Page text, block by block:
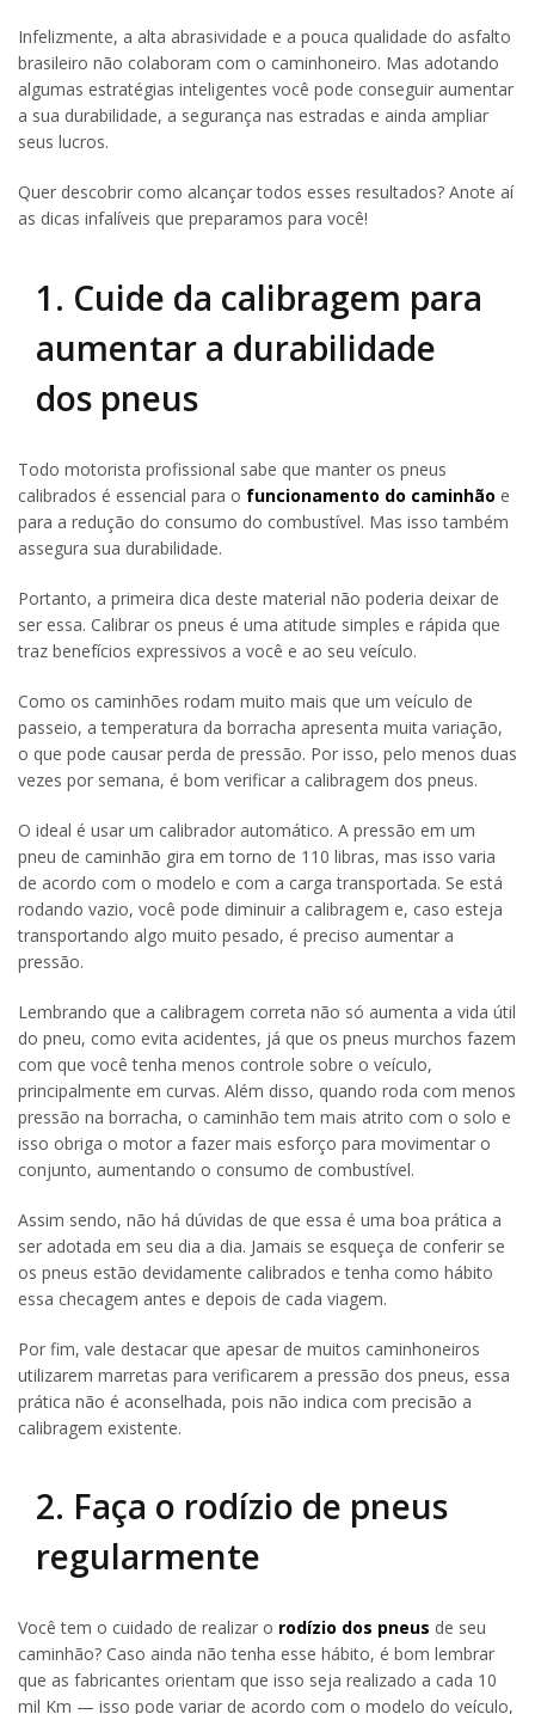
Infelizmente, a alta abrasividade e a pouca qualidade do asfalto
brasileiro não colaboram com o caminhoneiro. Mas adotando
algumas estratégias inteligentes você pode conseguir aumentar
a sua durabilidade, a segurança nas estradas e ainda ampliar
seus lucros.
Quer descobrir como alcançar todos esses resultados? Anote aí
as dicas infalíveis que preparamos para você!
1. Cuide da calibragem para
aumentar a durabilidade
dos pneus
Todo motorista profissional sabe que manter os pneus
calibrados é essencial para o funcionamento do caminhão e
para a redução do consumo do combustível. Mas isso também
assegura sua durabilidade.
Portanto, a primeira dica deste material não poderia deixar de
ser essa. Calibrar os pneus é uma atitude simples e rápida que
traz benefícios expressivos a você e ao seu veículo.
Como os caminhões rodam muito mais que um veículo de
passeio, a temperatura da borracha apresenta muita variação,
o que pode causar perda de pressão. Por isso, pelo menos duas
vezes por semana, é bom verificar a calibragem dos pneus.
O ideal é usar um calibrador automático. A pressão em um
pneu de caminhão gira em torno de 110 libras, mas isso varia
de acordo com o modelo e com a carga transportada. Se está
rodando vazio, você pode diminuir a calibragem e, caso esteja
transportando algo muito pesado, é preciso aumentar a
pressão.
Lembrando que a calibragem correta não só aumenta a vida útil
do pneu, como evita acidentes, já que os pneus murchos fazem
com que você tenha menos controle sobre o veículo,
principalmente em curvas. Além disso, quando roda com menos
pressão na borracha, o caminhão tem mais atrito com o solo e
isso obriga o motor a fazer mais esforço para movimentar o
conjunto, aumentando o consumo de combustível.
Assim sendo, não há dúvidas de que essa é uma boa prática a
ser adotada em seu dia a dia. Jamais se esqueça de conferir se
os pneus estão devidamente calibrados e tenha como hábito
essa checagem antes e depois de cada viagem.
Por fim, vale destacar que apesar de muitos caminhoneiros
utilizarem marretas para verificarem a pressão dos pneus, essa
prática não é aconselhada, pois não indica com precisão a
calibragem existente.
2. Faça o rodízio de pneus
regularmente
Você tem o cuidado de realizar o rodízio dos pneus de seu
caminhão? Caso ainda não tenha esse hábito, é bom lembrar
que as fabricantes orientam que isso seja realizado a cada 10
mil Km — isso pode variar de acordo com o modelo do veículo,